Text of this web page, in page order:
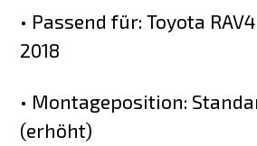
• Passend für: Toyota
2018
• Montageposition:
(erhöht)